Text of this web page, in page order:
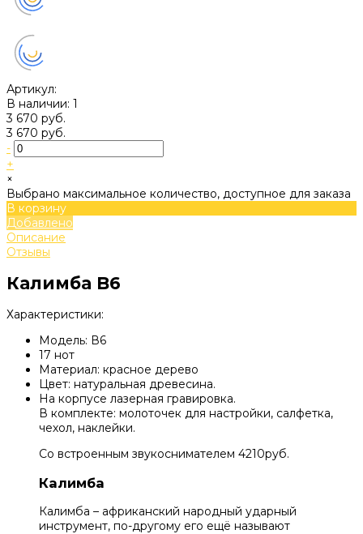
Артикул:
В наличии: 1
3 670 руб.
3 670 руб.
-
+
×
Выбрано максимальное количество, доступное для заказа
В корзину
Добавлено
Описание
Отзывы
Калимба B6
Характеристики:
Модель: В6
17 нот
Материал: красное дерево
Цвет: натуральная древесина.
На корпусе лазерная гравировка.
В комплекте: молоточек для настройки, салфетка,
чехол, наклейки.
Со встроенным звукоснимателем 4210руб.
Калимба
Калимба – африканский народный ударный
инструмент, по-другому его ещё называют